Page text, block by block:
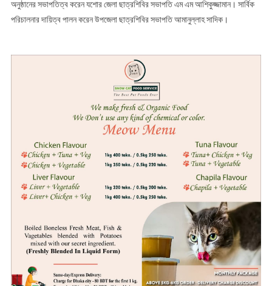
‎অনুষ্ঠানের সভাপতিত্ব করেন যশোর জেলা ছাত্রশিবির সভাপতি এম এম আশিকুজ্জামান। সার্বিক
পরিচালনার দায়িত্ব পালন করেন উপজেলা ছাত্রশিবির সভাপতি আমানুল্লাহ সাদিক।